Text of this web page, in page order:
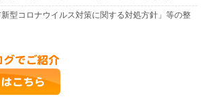
新型コロナウイルス対策に関する対処方針」等の整